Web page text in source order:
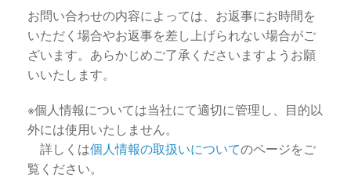
お問い合わせの内容によっては、お返事にお時間を
いただく場合やお返事を差し上げられない場合がご
ざいます。あらかじめご了承くださいますようお願
いいたします。
※個人情報については当社にて適切に管理し、目的以
外には使用いたしません。
詳しくは個人情報の取扱いについてのページをご
覧ください。